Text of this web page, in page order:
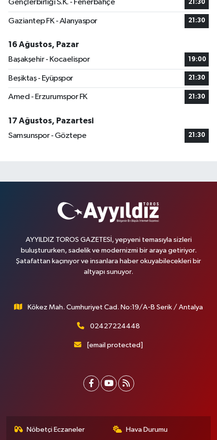
Gençlerbirliği S.K. - Fenerbahçe 21:30
Gaziantep FK - Alanyaspor 21:30
16 Ağustos, Pazar
Başakşehir - Kocaelispor
19:00
Beşiktaş - Eyüpspor 21:30
Amed - Erzurumspor FK 21:30
17 Ağustos, Pazartesi
Samsunspor - Göztepe
21:30
AYYILDIZ TOROS GAZETESİ, yepyeni temasıyla sizleri
buluştururken, sadelik ve modernizmi bir araya getiriyor.
Şatafattan kaçınıyor ve insanlara haber okuyabilecekleri bir
altyapı sunuyor.
Kökez Mah. Cumhuriyet Cad. No:19/A-B Serik / Antalya
02427224448
[email protected]
Nöbetçi Eczaneler Hava Durumu